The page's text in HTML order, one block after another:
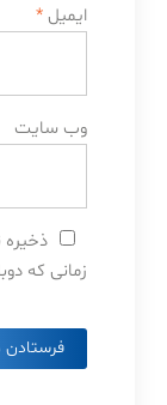
ایمیل *
وب‌ سایت
ذخیره
زمانی که